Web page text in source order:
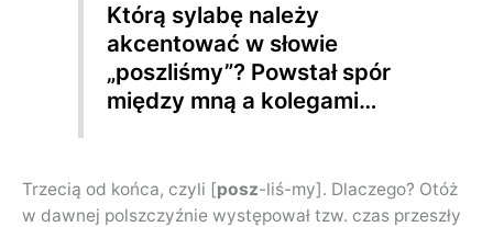
Którą sylabę należy
akcentować w słowie
„poszliśmy”? Powstał spór
między mną a kolegami…
Trzecią od końca, czyli [posz-liś-my]. Dlaczego? Otóż
w dawnej polszczyźnie występował tzw. czas przeszły